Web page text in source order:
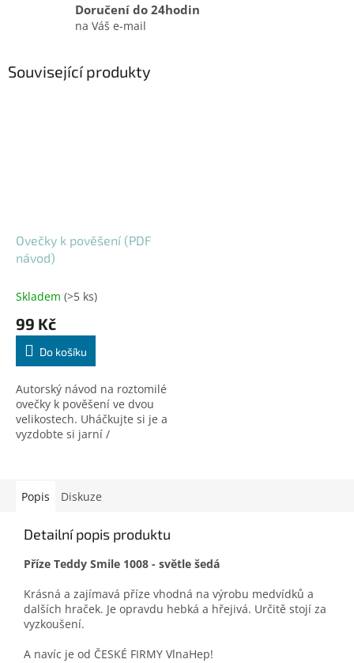
Doručení do 24hodin
na Váš e-mail
Související produkty
Ovečky k pověšení (PDF
návod)
Skladem (>5 ks)
99 Kč
Do košíku
Autorský návod na roztomilé
ovečky k pověšení ve dvou
velikostech. Uháčkujte si je a
vyzdobte si jarní /
Popis
Diskuze
Detailní popis produktu
Příze Teddy Smile 1008 - světle šedá
Krásná a zajímavá příze vhodná na výrobu medvídků a
dalších hraček. Je opravdu hebká a hřejivá. Určitě stojí za
vyzkoušení.
A navíc je od ČESKÉ FIRMY VlnaHep!